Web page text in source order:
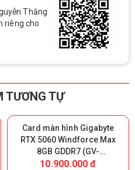
Thắng
riêng cho
TƯƠNG TỰ
Card màn hình Gigabyte
RTX 5060 Windforce Max
8GB GDDR7 (GV-
N5060WF2MAX-OC 8GD)
10.900.000 đ